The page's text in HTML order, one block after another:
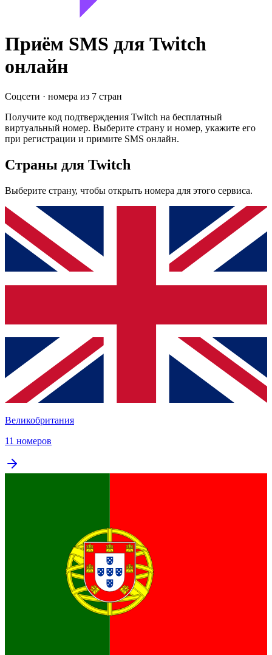
Приём SMS для Twitch
онлайн
Соцсети · номера из 7 стран
Получите код подтверждения Twitch на бесплатный
виртуальный номер. Выберите страну и номер, укажите его
при регистрации и примите SMS онлайн.
Страны для Twitch
Выберите страну, чтобы открыть номера для этого сервиса.
Великобритания
11 номеров